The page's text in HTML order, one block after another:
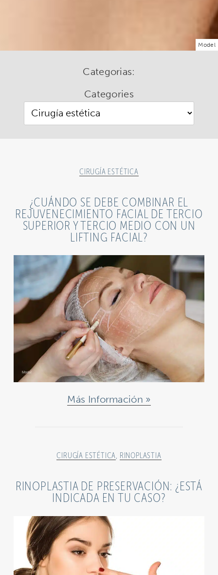
Model
Categorias:
Categories
CIRUGÍA ESTÉTICA
¿CUÁNDO SE DEBE COMBINAR EL
REJUVENECIMIENTO FACIAL DE TERCIO
SUPERIOR Y TERCIO MEDIO CON UN
LIFTING FACIAL?
Más Información
CIRUGÍA ESTÉTICA RINOPLASTIA
RINOPLASTIA DE PRESERVACIÓN: ¿ESTÁ
INDICADA EN TU CASO?